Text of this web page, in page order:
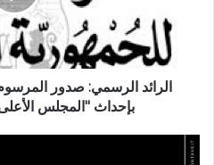
بإحداث "المجلس